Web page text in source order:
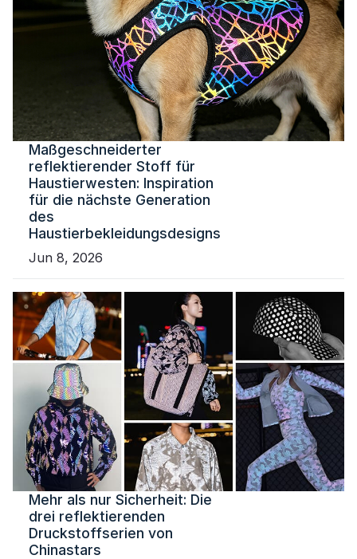
Maßgeschneiderter
reflektierender Stoff für
Haustierwesten: Inspiration
für die nächste Generation
des
Haustierbekleidungsdesigns
Jun 8, 2026
Mehr als nur Sicherheit: Die
drei reflektierenden
Druckstoffserien von
Chinastars